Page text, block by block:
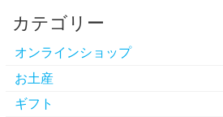
カテゴリー
オンラインショップ
お土産
ギフト